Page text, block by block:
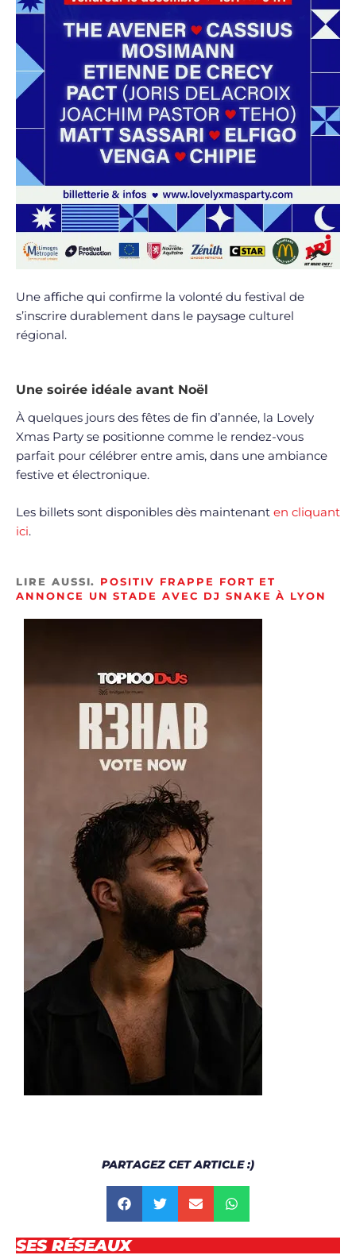
Une aﬃche qui confirme la volonté du festival de
s’inscrire durablement dans le paysage culturel
régional.
Une soirée idéale avant Noël
À quelques jours des fêtes de fin d’année, la Lovely
Xmas Party se positionne comme le rendez-vous
parfait pour célébrer entre amis, dans une ambiance
festive et électronique.
Les billets sont disponibles dès maintenant en cliquant
ici.
LIRE AUSSI. POSITIV FRAPPE FORT ET
ANNONCE UN STADE AVEC DJ SNAKE À LYON
PARTAGEZ CET ARTICLE :)
SES RÉSEAUX